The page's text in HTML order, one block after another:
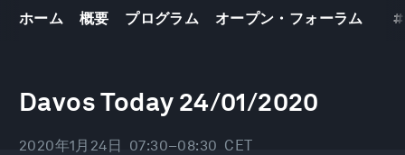
ホーム 概要 プログラム オープン・フォーラム #
Davos Today 24/01/2020
2020年1月24日 07:30–08:30 CET